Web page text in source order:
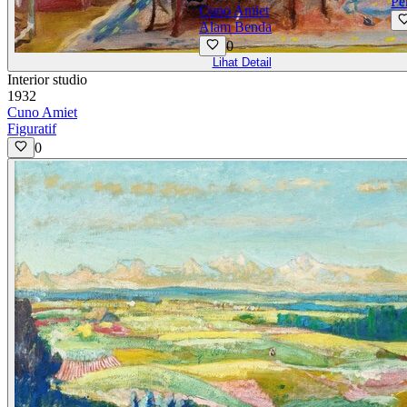
Lihat Detail
Interior studio
1932
Cuno Amiet
Figuratif
0
Cuno Amiet
Alam Benda
0